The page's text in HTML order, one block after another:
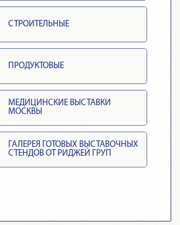
СТРОИТЕЛЬНЫЕ
ПРОДУКТОВЫЕ
МЕДИЦИНСКИЕ ВЫСТАВКИ
МОСКВЫ
ГАЛЕРЕЯ ГОТОВЫХ ВЫСТАВОЧНЫХ
СТЕНДОВ ОТ РИДЖЕЙ ГРУП